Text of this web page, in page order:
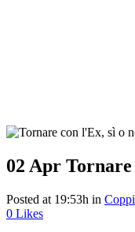
02 Apr Tornare
Posted at 19:53h in
0 Likes